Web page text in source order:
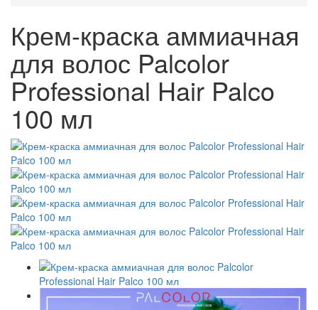
Крем-краска аммиачная
для волос Palcolor
Professional Hair Palco
100 мл